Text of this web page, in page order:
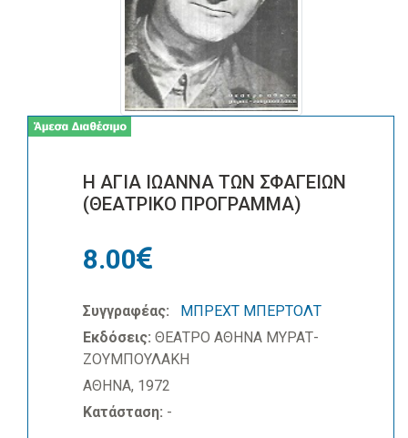
Η ΑΓΙΑ ΙΩΑΝΝΑ ΤΩΝ ΣΦΑΓΕΙΩΝ
(ΘΕΑΤΡΙΚΟ ΠΡΟΓΡΑΜΜΑ)
8.00
Συγγραφέας:
ΜΠΡΕΧΤ ΜΠΕΡΤΟΛΤ
Εκδόσεις: ΘΕΑΤΡΟ ΑΘΗΝΑ ΜΥΡΑΤ-
ΖΟΥΜΠΟΥΛΑΚΗ
ΑΘΗΝΑ, 1972
Κατάσταση: -